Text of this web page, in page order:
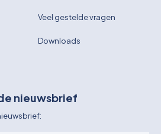
Veel gestelde vragen
Downloads
nieuwsbrief